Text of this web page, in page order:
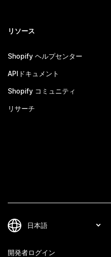
リソース
Shopify ヘルプセンター
APIドキュメント
Shopify コミュニティ
リサーチ
開発者ログイン